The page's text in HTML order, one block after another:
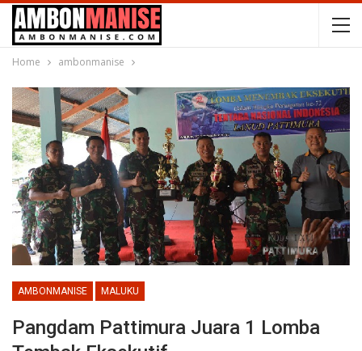
Home ambonmanise
AMBONMANISE MALUKU
Pangdam Pattimura Juara 1 Lomba